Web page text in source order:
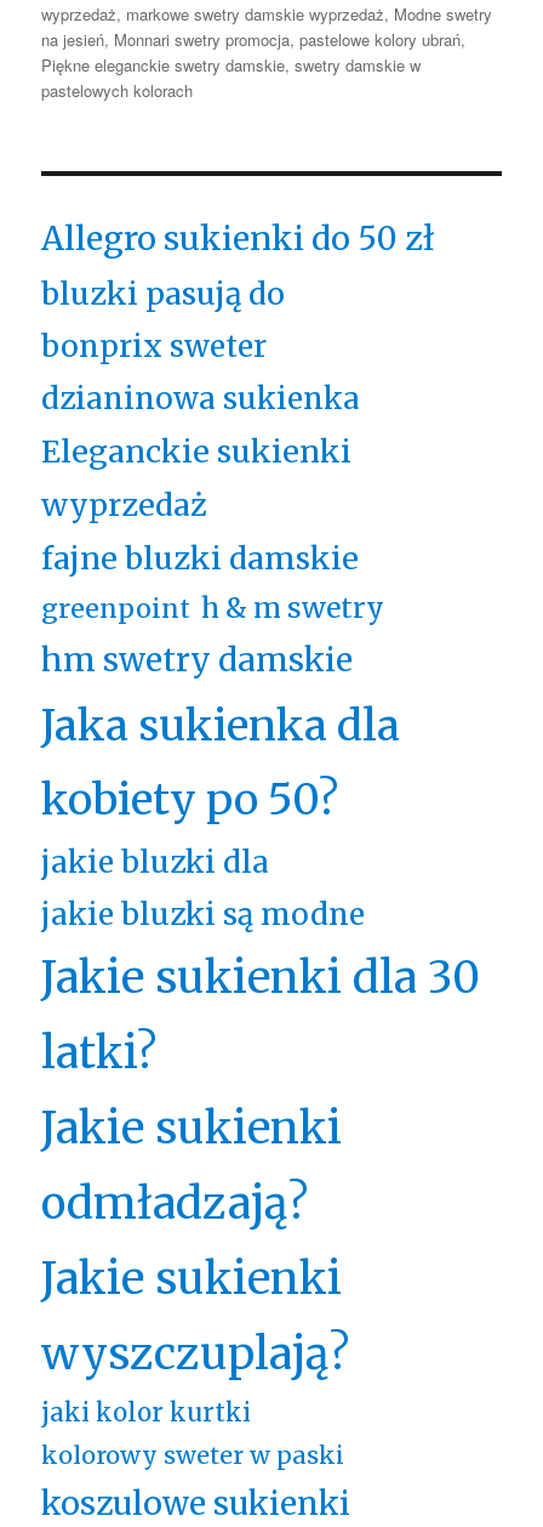
wyprzedaż, markowe swetry damskie wyprzedaż, Modne swetry
na jesień, Monnari swetry promocja,pastelowe kolory ubrań,
Piękne eleganckie swetry damskie,swetry damskie w
pastelowych kolorach
Allegro sukienki do 50 zł
bluzki pasują do
bonprix sweter
dzianinowa sukienka
Eleganckie sukienki
wyprzedaż
fajne bluzki damskie
greenpoint h & m swetry
hm swetry damskie
Jaka sukienka dla
kobiety po 50?
jakie bluzki dla
jakie bluzki są modne
Jakie sukienki dla 30
latki?
Jakie sukienki
odmładzają?
Jakie sukienki
wyszczuplają?
jaki kolor kurtki
kolorowy sweter w paski
koszulowe sukienki